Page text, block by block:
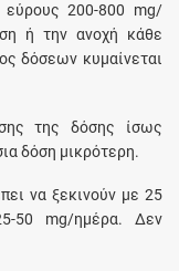
εύρους 200-800 mg/
ή την ανοχή κάθε
δόσεων κυμαίνεται
της δόσης ίσως
δόση μικρότερη.
να ξεκινούν με 25
50 mg/ημέρα. Δεν